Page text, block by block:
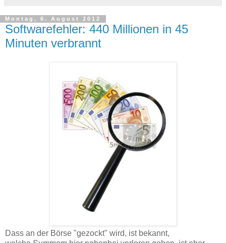
Montag, 6. August 2012
Softwarefehler: 440 Millionen in 45
Minuten verbrannt
Dass an der Börse "gezockt" wird, ist bekannt,